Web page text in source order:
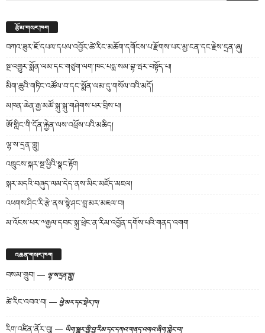
རྩོམ་གསར་ཁག
བཀའ་ཟུར་ཇོ་དཔལ་དཔལ་འབྱོར་ཚེ་རིང་མཆོག་དགོངས་པ་རྫོགས་པར་མྱ་ངན་དང་རྗེས་དྲན་ཞུ།
སྔ་འགྱུར་སྨོན་ལམ་དང་གཙུག་ལག་ཁང་པདྨ་སམ་བྷ་ཝར་བསྟོད་པ།
མིག་ཆུའི་གཏིང་འཚོལ་བ་དང་སྨོན་ལམ་དུ་གསོལ་བའི་མདོ།
མཁན་ཆེན་རྒྱ་མཚོ་སྐུ་སྐུ་གཤེགས་པར་བྲིས་པ།
ཨོ་གླིང་གི་དོན་རྐྱེན་ལས་འཕྲོས་པའི་མཆིད།
ལྷ་ས་དྲན་གླུ།
འཁྲུངས་སྐར་སྔ་ཕྱིའི་སྣང་རྟོག
སྐར་མདའི་བཞུད་ལམ་དེད་ནས་མིང་མཛོད་མཇལ།
འཕགས་ཤིང་རི་རྩེ་ནས་སྙེ་ཤང་བླ་མར་མཇལ་བ།
མ་འོངས་པར་༸རྒྱལ་དབང་སྐུ་ཕྲེང་ན་རིམ་འབྱོན་དགོས་པའི་གནད་འགག
འཆན་གསར་ཁག
བསམ་གྲུབ། — ལྷ་ས་དྲན་གླུ།
ཚེ་རིང་འབའ་བ། — ཕྱེ་མར་དང་སྡེར་ཁ།
རིག་འཛིན་ནོར་བུ། — ཡིག་སྒྱུར་གྱི་བྱ་རིམ་དང་དཀའ་གནད་འགའ་ཞིག་གླེང་བ།